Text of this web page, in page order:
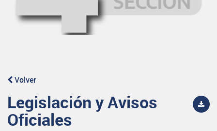
Volver
Legislación y Avisos
Oficiales